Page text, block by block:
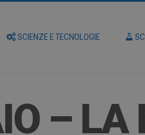
SCIENZE E TECNOLOGIE
–